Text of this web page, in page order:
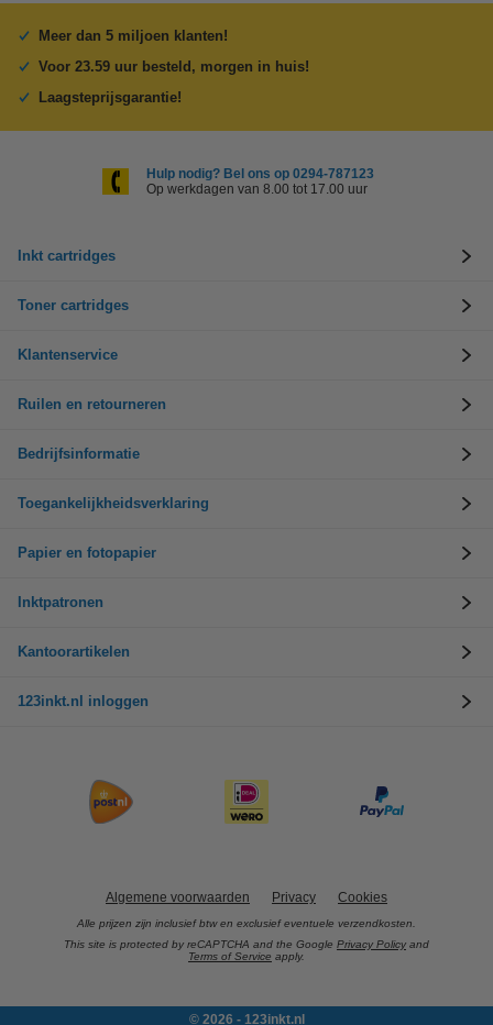
Meer dan 5 miljoen klanten!
Voor 23.59 uur besteld, morgen in huis!
Laagsteprijsgarantie!
Hulp nodig? Bel ons op 0294-787123
Op werkdagen van 8.00 tot 17.00 uur
Inkt cartridges
Toner cartridges
Klantenservice
Ruilen en retourneren
Bedrijfsinformatie
Toegankelijkheidsverklaring
Papier en fotopapier
Inktpatronen
Kantoorartikelen
123inkt.nl inloggen
Algemene voorwaarden Privacy Cookies
Alle prijzen zijn inclusief btw en exclusief eventuele verzendkosten.
This site is protected by reCAPTCHA and the Google Privacy Policy and
Terms of Service apply.
© 2026 - 123inkt.nl